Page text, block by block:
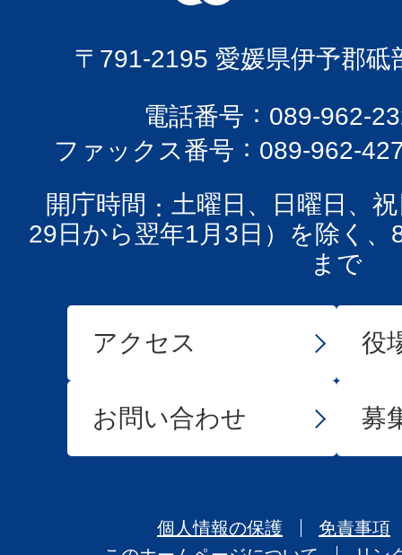
〒791-2195 愛媛県伊予郡砥
電話番号
089-962-
ファックス番号
089-962-
開庁時間
土曜日、日曜日、
29日から翌年1月3日）を除く、
まで
アクセス 役
お問い合わせ 募
個人情報の保護
免責事項